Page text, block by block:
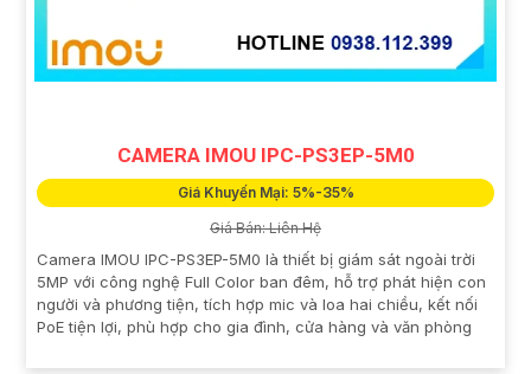
CAMERA IMOU IPC-PS3EP-5M0
Giá Khuyến Mại: 5%-35%
Giá Bán: Liên Hệ
Camera IMOU IPC-PS3EP-5M0 là thiết bị giám sát ngoài trời
5MP với công nghệ Full Color ban đêm, hỗ trợ phát hiện con
người và phương tiện, tích hợp mic và loa hai chiều, kết nối
PoE tiện lợi, phù hợp cho gia đình, cửa hàng và văn phòng